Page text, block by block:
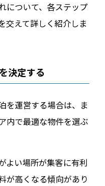
について、各ステップ
交えて詳しく紹介しま
決定する
を運営する場合は、ま
内で最適な物件を選ぶ
よい場所が集客に有利
が高くなる傾向があり